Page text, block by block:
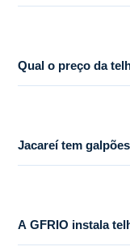
Qual o preço da
Jacareí tem
A GFRIO instala